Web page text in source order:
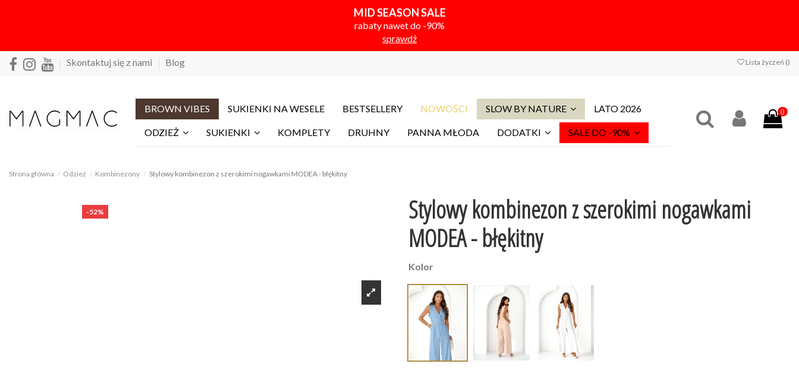
MID SEASON SALE
rabaty nawet do -90%
sprawdź
Skontaktuj się z nami Blog Lista życzeń ()
BROWN VIBES SUKIENKI NA WESELE BESTSELLERY NOWOŚCI SLOW BY NATURE LATO 2026
ODZIEŻ SUKIENKI KOMPLETY DRUHNY PANNA MŁODA DODATKI SALE DO -90%
0
Strona główna Odzież Kombinezony Stylowy kombinezon z szerokimi nogawkami MODEA - błękitny
-52%
Stylowy kombinezon z szerokimi nogawkami
MODEA - błękitny
Kolor